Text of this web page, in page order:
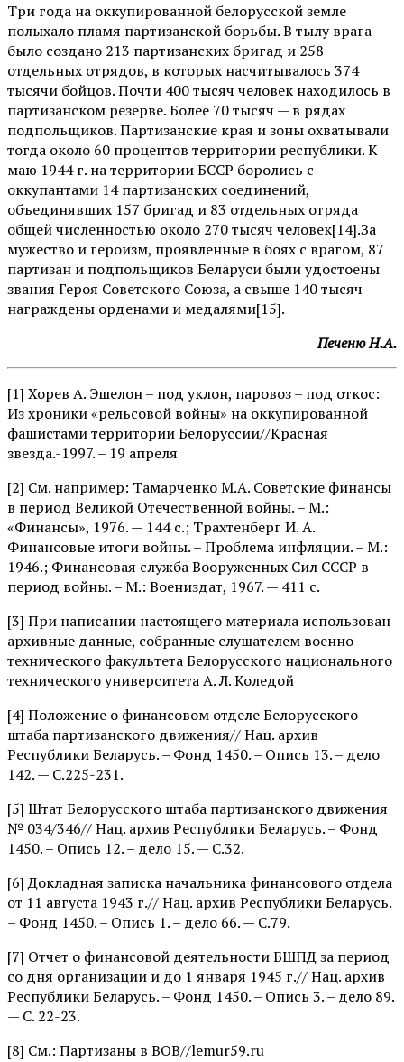
Три года на оккупированной белорусской земле
полыхало пламя партизанской борьбы. В тылу врага
было создано 213 партизанских бригад и 258
отдельных отрядов, в которых насчитывалось 374
тысячи бойцов. Почти 400 тысяч человек находилось в
партизанском резерве. Более 70 тысяч — в рядах
подпольщиков. Партизанские края и зоны охватывали
тогда около 60 процентов территории республики. К
маю 1944 г. на территории БССР боролись с
оккупантами 14 партизанских соединений,
объединявших 157 бригад и 83 отдельных отряда
общей численностью около 270 тысяч человек[14].За
мужество и героизм, проявленные в боях с врагом, 87
партизан и подпольщиков Беларуси были удостоены
звания Героя Советского Союза, а свыше 140 тысяч
награждены орденами и медалями[15].
Печеню Н.А.
[1] Хорев А. Эшелон – под уклон, паровоз – под откос:
Из хроники «рельсовой войны» на оккупированной
фашистами территории Белоруссии//Красная
звезда.-1997. – 19 апреля
[2] См. например: Тамарченко М.А. Советские финансы
в период Великой Отечественной войны. – М.:
«Финансы», 1976. — 144 с.; Трахтенберг И. А.
Финансовые итоги войны. – Проблема инфляции. – М.:
1946.; Финансовая служба Вооруженных Сил СССР в
период войны. – М.: Воениздат, 1967. — 411 с.
[3] При написании настоящего материала использован
архивные данные, собранные слушателем военно-
технического факультета Белорусского национального
технического университета А. Л. Коледой
[4] Положение о финансовом отделе Белорусского
штаба партизанского движения// Нац. архив
Республики Беларусь. – Фонд 1450. – Опись 13. – дело
142. — С.225-231.
[5] Штат Белорусского штаба партизанского движения
№ 034/346// Нац. архив Республики Беларусь. – Фонд
1450. – Опись 12. – дело 15. — С.32.
[6] Докладная записка начальника финансового отдела
от 11 августа 1943 г.// Нац. архив Республики Беларусь.
– Фонд 1450. – Опись 1. – дело 66. — С.79.
[7] Отчет о финансовой деятельности БШПД за период
со дня организации и до 1 января 1945 г.// Нац. архив
Республики Беларусь. – Фонд 1450. – Опись 3. – дело 89.
— С. 22-23.
[8] См.: Партизаны в ВОВ//lemur59.ru